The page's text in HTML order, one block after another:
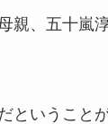
親、五十嵐
ということ